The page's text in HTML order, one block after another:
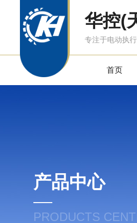
华控(
专注于电动执
首页
产品中心
PRODUCTS